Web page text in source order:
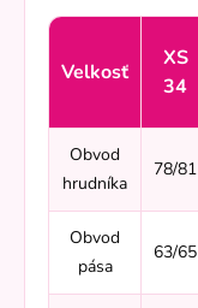
Velkosť
XS
34
Obvod
hrudníka
78/81
Obvod
pása
63/65